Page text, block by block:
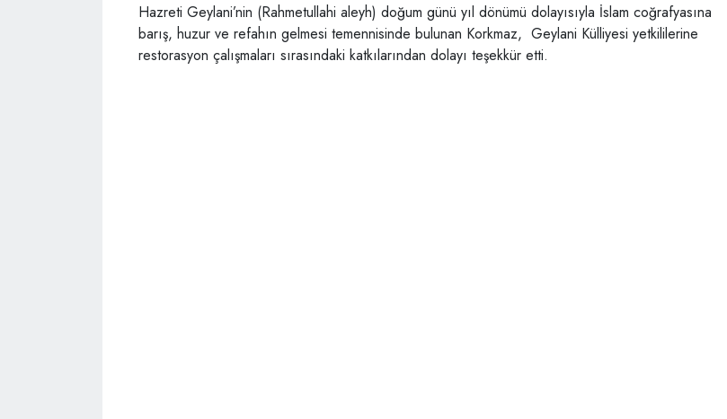
Hazreti Geylani’nin (Rahmetullahi aleyh) doğum günü yıl dönümü dolayısıyla İslam coğrafyasına
barış, huzur ve refahın gelmesi temennisinde bulunan Korkmaz, Geylani Külliyesi yetkililerine
restorasyon çalışmaları sırasındaki katkılarından dolayı teşekkür etti.